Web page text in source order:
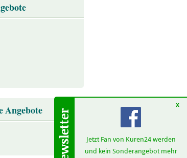
Angebote
Jetzt Fan von Kuren24 werden
und kein Sonderangebot mehr
x